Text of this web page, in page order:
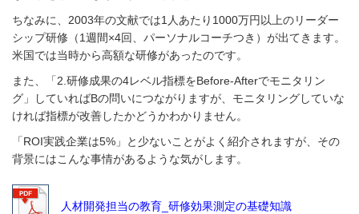
ちなみに、2003年の文献では1人あたり1000万円以上のリーダー
シップ研修（1週間×4回、パーソナルコーチつき）が出てきます。
米国では当時から高額な研修があったのです。
また、「2.研修成果の4レベル指標をBefore-Afterでモニタリン
グ」していればBの問いにつながりますが、モニタリングしていな
ければ指標が改善したかどうかわかりません。
「ROI実践企業は5%」と少ないことがよく紹介されますが、その
背景にはこんな事情があるような気がします。
人材開発担当の教育_研修効果測定の基礎知識